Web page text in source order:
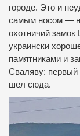
городе. Это и
самым носом —
охотничий замок
украински
памятниками и
Сваляву: первый
шел сюда.